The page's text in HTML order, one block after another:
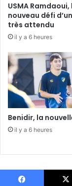
USMA Ramdaoui,
nouveau défi
très attendu
il y a 6 heures
Benidir, la
il y a 6 heures